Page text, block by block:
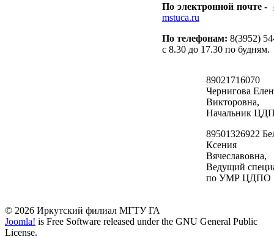
По электронной почте -
mstuca.ru
По телефонам: 8(3952)
c 8.30 до 17.30 по будням.
89021716070
Чернигова
Викторовна,
Начальник
89501326922
Ксения
Вячеславовна,
Ведущий
по УМР ЦДПО
© 2026 Иркутский филиал МГТУ ГА
Joomla! is Free Software released under the GNU General Public
License.